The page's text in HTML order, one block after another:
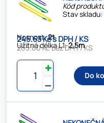
Kód
Stav skladu:
Nosnost:2t
Užitná délka L1:2,5m
245.63 Kč s DPH / KS
203.00 Kč bez DPH / KS
⚊
✚
Do